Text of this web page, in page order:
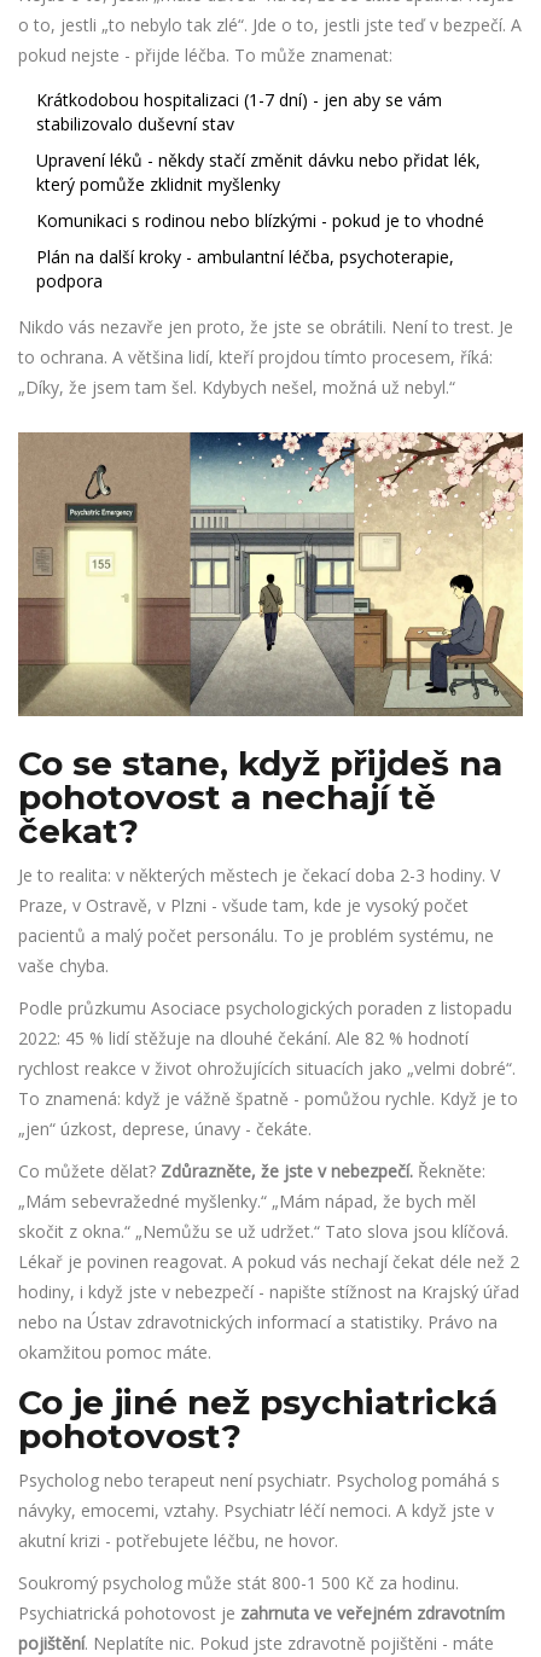
o to, jestli „to nebylo tak zlé“. Jde o to, jestli jste teď v bezpečí. A
pokud nejste - přijde léčba. To může znamenat:
Krátkodobou hospitalizaci (1-7 dní) - jen aby se vám
stabilizovalo duševní stav
Upravení léků - někdy stačí změnit dávku nebo přidat lék,
který pomůže zklidnit myšlenky
Komunikaci s rodinou nebo blízkými - pokud je to vhodné
Plán na další kroky - ambulantní léčba, psychoterapie,
podpora
Nikdo vás nezavře jen proto, že jste se obrátili. Není to trest. Je
to ochrana. A většina lidí, kteří projdou tímto procesem, říká:
„Díky, že jsem tam šel. Kdybych nešel, možná už nebyl.“
Co se stane, když přijdeš na
pohotovost a nechají tě
čekat?
Je to realita: v některých městech je čekací doba 2-3 hodiny. V
Praze, v Ostravě, v Plzni - všude tam, kde je vysoký počet
pacientů a malý počet personálu. To je problém systému, ne
vaše chyba.
Podle průzkumu Asociace psychologických poraden z listopadu
2022: 45 % lidí stěžuje na dlouhé čekání. Ale 82 % hodnotí
rychlost reakce v život ohrožujících situacích jako „velmi dobré“.
To znamená: když je vážně špatně - pomůžou rychle. Když je to
„jen“ úzkost, deprese, únavy - čekáte.
Co můžete dělat? Zdůrazněte, že jste v nebezpečí. Řekněte:
„Mám sebevražedné myšlenky.“ „Mám nápad, že bych měl
skočit z okna.“ „Nemůžu se už udržet.“ Tato slova jsou klíčová.
Lékař je povinen reagovat. A pokud vás nechají čekat déle než 2
hodiny, i když jste v nebezpečí - napište stížnost na Krajský úřad
nebo na Ústav zdravotnických informací a statistiky. Právo na
okamžitou pomoc máte.
Co je jiné než psychiatrická
pohotovost?
Psycholog nebo terapeut není psychiatr. Psycholog pomáhá s
návyky, emocemi, vztahy. Psychiatr léčí nemoci. A když jste v
akutní krizi - potřebujete léčbu, ne hovor.
Soukromý psycholog může stát 800-1 500 Kč za hodinu.
Psychiatrická pohotovost je zahrnuta ve veřejném zdravotním
pojištění. Neplatíte nic. Pokud jste zdravotně pojištěni - máte